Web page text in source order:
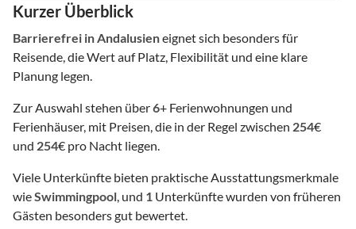
Kurzer Überblick
Barrierefrei in Andalusieneignet sich besonders für
Reisende, die Wert auf Platz, Flexibilität und eine klare
Planung legen.
Zur Auswahl stehen über6+ Ferienwohnungen und
Ferienhäuser, mit Preisen, die in der Regel zwischen 254€
und 254€ pro Nacht liegen.
Viele Unterkünfte bieten praktische Ausstattungsmerkmale
wieSwimmingpool , und 1 Unterkünfte wurden von früheren
Gästen besonders gut bewertet.